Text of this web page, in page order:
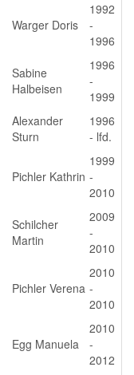
Warger Doris
1992
-
1996
Sabine
Halbeisen
1996
-
1999
Alexander
Sturn
1996
- lfd.
Pichler Kathrin
1999
-
2010
Schilcher
Martin
2009
-
2010
Pichler Verena
2010
-
2010
Egg Manuela
2010
-
2012